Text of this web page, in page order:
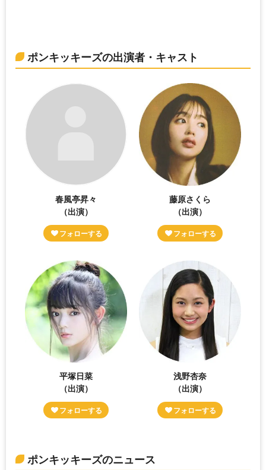
ポンキッキーズの出演者・キャスト
春風亭昇々
（出演）
藤原さくら
（出演）
平塚日菜
（出演）
浅野杏奈
（出演）
ポンキッキーズのニュース